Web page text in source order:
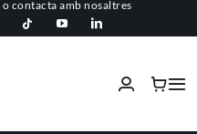
o contacta amb nosaltres